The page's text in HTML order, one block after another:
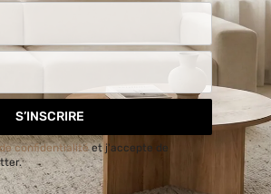
S’INSCRIRE
confidentialitéet j'accepte de